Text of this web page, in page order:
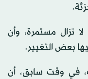
لا تزال مستمرة، وأن
بعض التغيير.
في وقت سابق، أن